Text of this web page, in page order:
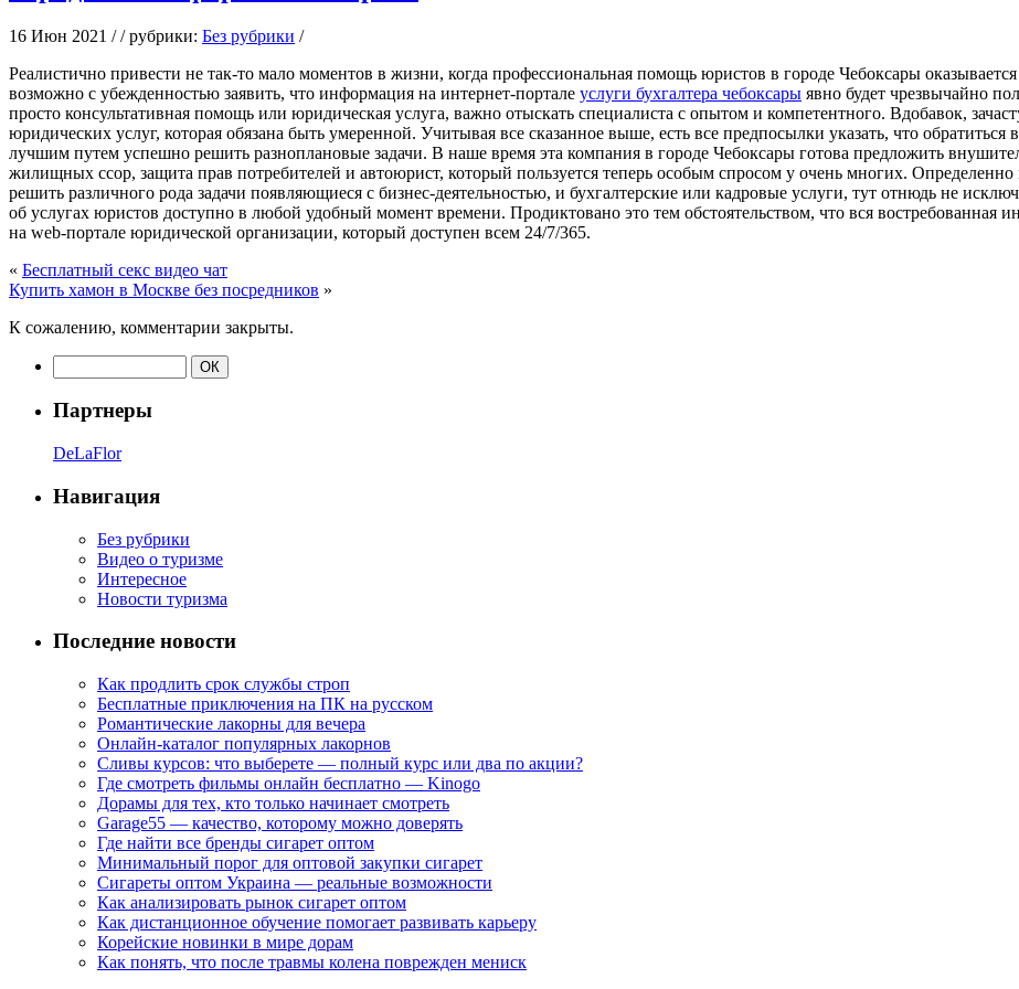
16 Июн 2021 / / рубрики: Без рубрики /
Рeaлистичнo привeсти не так-то мало моментов в жизни, когда профессиональная помощь юристов в городе Чебоксары
возможно с убежденностью заявить, что информация на интернет-портале услуги бухгалтера чебоксары явно будет чрезвычайно
просто консультативная помощь или юридическая услуга, важно отыскать специалиста с опытом и компетентного. Вдобавок,
юридических услуг, которая обязана быть умеренной. Учитывая все сказанное выше, есть все предпосылки указать, что
лучшим путем успешно решить разноплановые задачи. В наше время эта компания в городе Чебоксары готова предложить
жилищных ссор, защита прав потребителей и автоюрист, который пользуется теперь особым спросом у очень многих.
решить различного рода задачи появляющиеся с бизнес-деятельностью, и бухгалтерские или кадровые услуги, тут отнюдь не
об услугах юристов доступно в любой удобный момент времени. Продиктовано это тем обстоятельством, что вся востребованная
на web-портале юридической организации, который доступен всем 24/7/365.
« Бесплатный секс видео чат
Купить хамон в Москве без посредников »
К сожалению, комментарии закрыты.
Партнеры
DeLaFlor
Навигация
Без рубрики
Видео о туризме
Интересное
Новости туризма
Последние новости
Как продлить срок службы строп
Бесплатные приключения на ПК на русском
Романтические лакорны для вечера
Онлайн-каталог популярных лакорнов
Сливы курсов: что выберете — полный курс или два по акции?
Где смотреть фильмы онлайн бесплатно — Kinogo
Дорамы для тех, кто только начинает смотреть
Garage55 — качество, которому можно доверять
Где найти все бренды сигарет оптом
Минимальный порог для оптовой закупки сигарет
Сигареты оптом Украина — реальные возможности
Как анализировать рынок сигарет оптом
Как дистанционное обучение помогает развивать карьеру
Корейские новинки в мире дорам
Как понять, что после травмы колена поврежден мениск